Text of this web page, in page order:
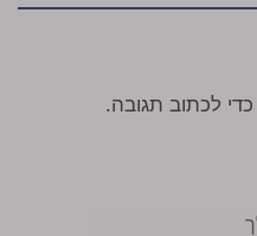
לכתוב תגובה.